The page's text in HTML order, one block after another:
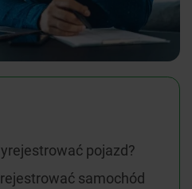
pojazd?
samochód